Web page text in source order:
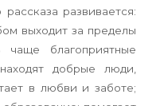
развивается:
выходит за пределы
чаще благоприятные
добрые люди,
в любви и заботе;